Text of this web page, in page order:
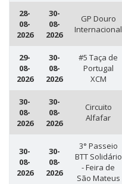
28-
08-
2026
30-
08-
2026
GP Douro
Internacional
29-
08-
2026
30-
08-
2026
#5 Taça de
Portugal
XCM
30-
08-
2026
30-
08-
2026
Circuito
Alfafar
30-
08-
2026
30-
08-
2026
3° Passeio
BTT Solidário
- Feira de
São Mateus